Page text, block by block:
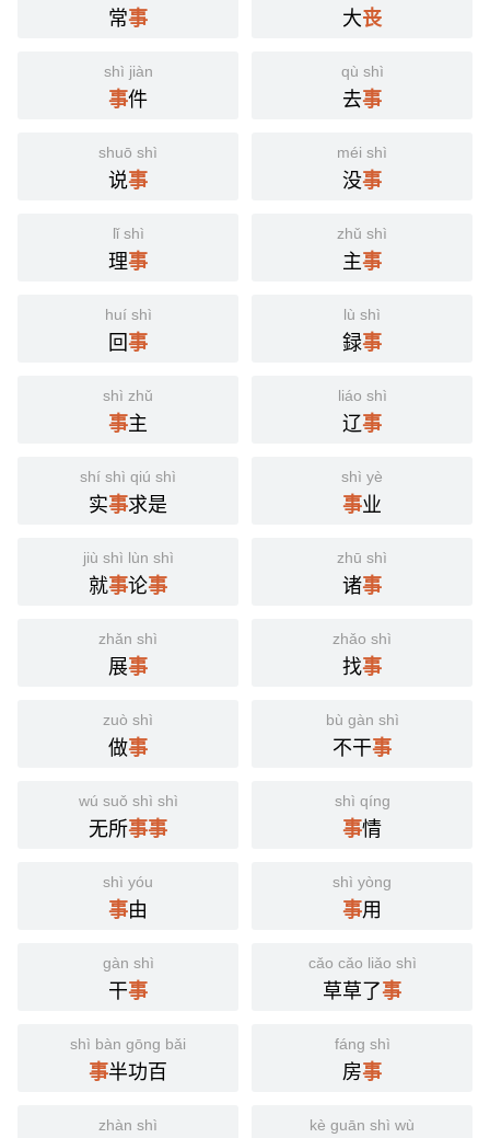
常事 大丧
shì jiàn
事件
qù shì
去事
shuō shì
说事
méi shì
没事
lǐ shì
理事
zhǔ shì
主事
huí shì
回事
lù shì
録事
shì zhǔ
事主
liáo shì
辽事
shí shì qiú shì
实事求是
shì yè
事业
jiù shì lùn shì
就事论事
zhū shì
诸事
zhǎn shì
展事
zhǎo shì
找事
zuò shì
做事
bù gàn shì
不干事
wú suǒ shì shì
无所事事
shì qíng
事情
shì yóu
事由
shì yòng
事用
gàn shì
干事
cǎo cǎo liǎo shì
草草了事
shì bàn gōng bǎi
事半功百
fáng shì
房事
zhàn shì kè guān shì wù